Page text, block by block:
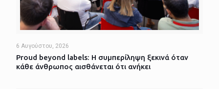
6 Αυγούστου, 2026
Proud beyond labels: Η συμπερίληψη ξεκινά όταν
κάθε άνθρωπος αισθάνεται ότι ανήκει